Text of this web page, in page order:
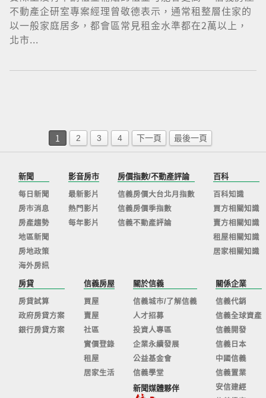
不動產企研室專案經理曾敬德表示，通常租整層住家的
以一般家庭居多，都會區常見租金水準都在2萬以上，
北市...
1 2 3 4 下一頁 最後一頁
新聞
每日新聞
房市消息
房產趨勢
地區新聞
房地政策
海外房訊
影音房市
最新影片
熱門影片
每年影片
房價指數/不動產評論
信義房價大台北月指數
信義房價季指數
信義不動產評論
百科
百科知識
買方相關知識
賣方相關知識
租屋相關知識
居家相關知識
房貸
房貸試算
政府房貸方案
銀行房貸方案
信義房屋
買屋
賣屋
社區
實價登錄
租屋
居家生活
關於信義
信義城市/了解信義
人才招募
投資人專區
企業永續發展
公益基金會
信義學堂
新聞媒體夥伴
關係企業
信義代銷
信義全球資產
信義開發
信義日本
中國信義
信義置業
安信建經